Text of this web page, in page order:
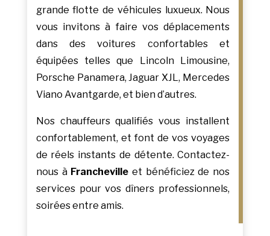
grande flotte de véhicules luxueux. Nous
vous invitons à faire vos déplacements
dans des voitures confortables et
équipées telles que Lincoln Limousine,
Porsche Panamera, Jaguar XJL, Mercedes
Viano Avantgarde, et bien d’autres.
Nos chauffeurs qualifiés vous installent
confortablement, et font de vos voyages
de réels instants de détente. Contactez-
nous à Francheville et bénéficiez de nos
services pour vos dîners professionnels,
soirées entre amis.